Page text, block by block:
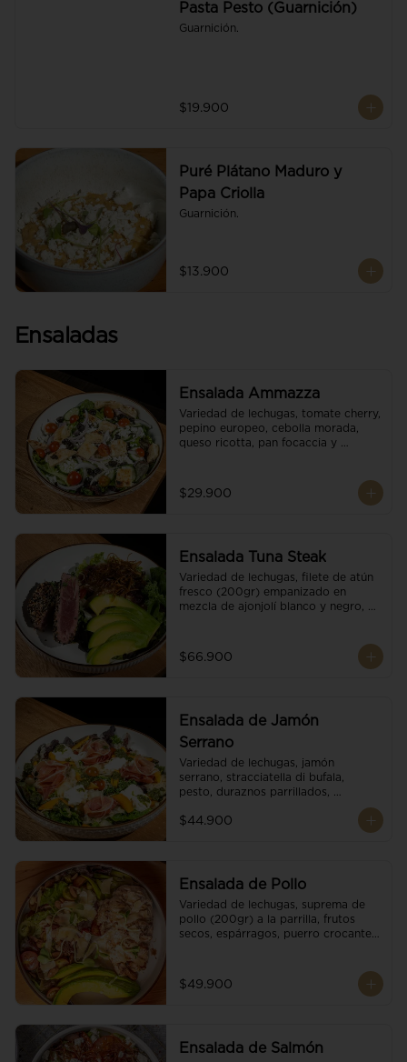
Pasta Pesto (Guarnición)
Guarnición.
$19.900
Puré Plátano Maduro y
Papa Criolla
Guarnición.
$13.900
Ensaladas
Ensalada Ammazza
Variedad de lechugas, tomate cherry,
pepino europeo, cebolla morada,
queso ricotta, pan focaccia y
$29.900
Ensalada Tuna Steak
Variedad de lechugas, filete de atún
fresco (200gr) empanizado en
mezcla de ajonjolí blanco y negro,
parmesano, puerro crocante y
reducción de balsámico.
$66.900
Ensalada de Jamón
Serrano
Variedad de lechugas, jamón
serrano, stracciatella di bufala,
pesto, duraznos parrillados,
tomate cherry y vinagreta
$44.900
Ensalada de Pollo
Variedad de lechugas, suprema de
pollo (200gr) a la parrilla, frutos
secos, espárragos, puerro crocante,
balsámico.
$49.900
Ensalada de Salmón